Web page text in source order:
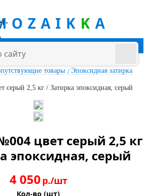
K A
товары
Эпоксидная затирка
2,5 кг / Затирка эпоксидная, серый
цвет серый 2,5 кг
эпоксидная, серый
4 050 р./шт
Кол-во (шт)